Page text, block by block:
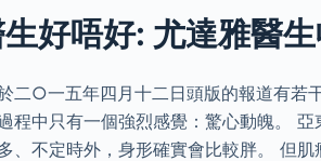
好唔好: 尤達雅醫
於二○一五年四月十二日頭版的報道有
程中只有一個強烈感覺：驚心動魄。
、不定時外，身形確實會比較胖。 但